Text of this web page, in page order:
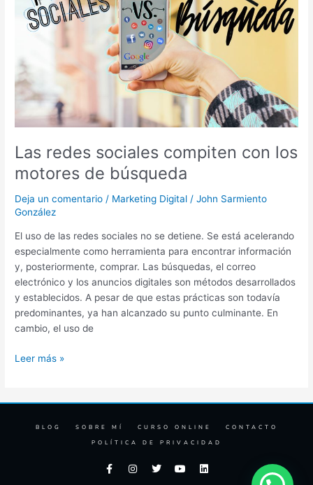
Las redes sociales compiten con los
motores de búsqueda
Deja un comentario / Marketing Digital /John Sarmiento
González
El uso de las redes sociales no se detiene. Se está acelerando
especialmente como herramienta para encontrar información
y, posteriormente, comprar. Las búsquedas, el correo
electrónico y los anuncios digitales son métodos desarrollados
y establecidos. A pesar de que estas prácticas son todavía
predominantes, ya han alcanzado su punto culminante. En
cambio, el uso de
los
motores
Leer más »
BLOG SOBRE MÍ CURSO ONLINE
CONTACTO
POLÍTICA DE PRIVACIDAD
F
a
I
n
T
w
Y
o
L
i